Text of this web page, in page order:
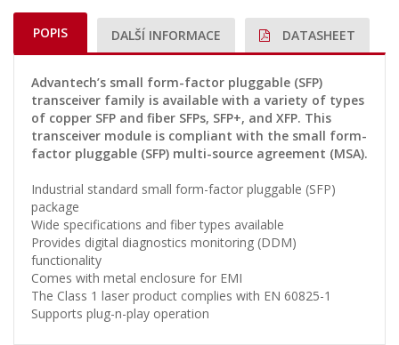
POPIS DALŠÍ INFORMACE DATASHEET
Advantech’s small form-factor pluggable (SFP)
transceiver family is available with a variety of types
of copper SFP and fiber SFPs, SFP+, and XFP. This
transceiver module is compliant with the small form-
factor pluggable (SFP) multi-source agreement (MSA).
Industrial standard small form-factor pluggable (SFP)
package
Wide specifications and fiber types available
Provides digital diagnostics monitoring (DDM)
functionality
Comes with metal enclosure for EMI
The Class 1 laser product complies with EN 60825-1
Supports plug-n-play operation